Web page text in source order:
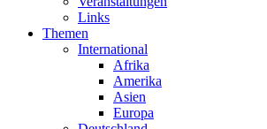
Links
Themen
International
Afrika
Amerika
Asien
Europa